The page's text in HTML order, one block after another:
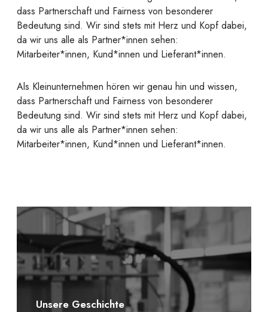
dass Partnerschaft und Fairness von besonderer
Bedeutung sind. Wir sind stets mit Herz und Kopf dabei,
da wir uns alle als Partner*innen sehen:
Mitarbeiter*innen, Kund*innen und Lieferant*innen.
Als Kleinunternehmen hören wir genau hin und wissen,
dass Partnerschaft und Fairness von besonderer
Bedeutung sind. Wir sind stets mit Herz und Kopf dabei,
da wir uns alle als Partner*innen sehen:
Mitarbeiter*innen, Kund*innen und Lieferant*innen.
Unsere Geschichte